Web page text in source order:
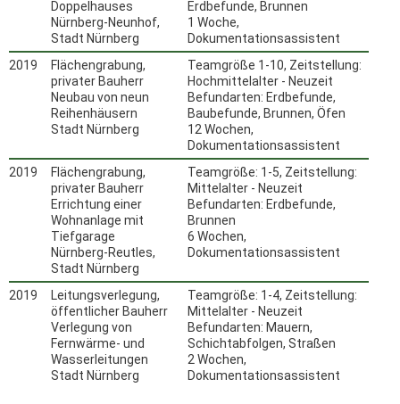
Doppelhauses
Nürnberg-Neunhof,
Stadt Nürnberg
Erdbefunde, Brunnen
1 Woche,
Dokumentationsassistent
2019
Flächengrabung,
privater Bauherr
Neubau von neun
Reihenhäusern
Stadt Nürnberg
Teamgröße 1-10, Zeitstellung:
Hochmittelalter - Neuzeit
Befundarten: Erdbefunde,
Baubefunde, Brunnen, Öfen
12 Wochen,
Dokumentationsassistent
2019
Flächengrabung,
privater Bauherr
Errichtung einer
Wohnanlage mit
Tiefgarage
Nürnberg-Reutles,
Stadt Nürnberg
Teamgröße: 1-5, Zeitstellung:
Mittelalter - Neuzeit
Befundarten: Erdbefunde,
Brunnen
6 Wochen,
Dokumentationsassistent
2019
Leitungsverlegung,
öffentlicher Bauherr
Verlegung von
Fernwärme- und
Wasserleitungen
Stadt Nürnberg
Teamgröße: 1-4, Zeitstellung:
Mittelalter - Neuzeit
Befundarten: Mauern,
Schichtabfolgen, Straßen
2 Wochen,
Dokumentationsassistent